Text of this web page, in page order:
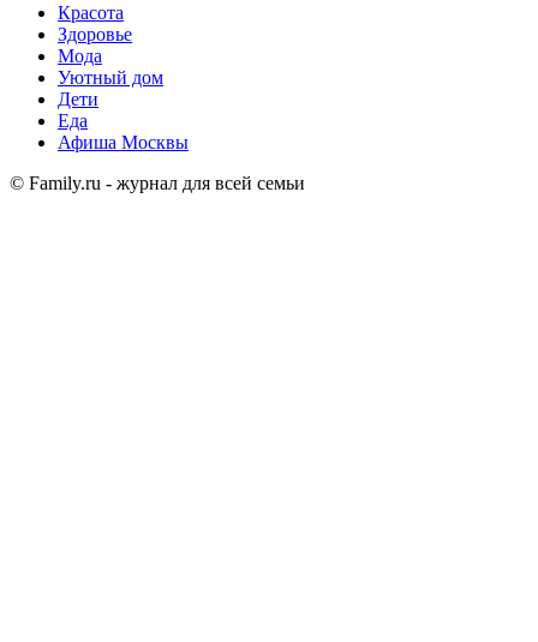
Красота
Здоровье
Мода
Уютный дом
Дети
Еда
Афиша Москвы
© Family.ru - журнал для всей семьи